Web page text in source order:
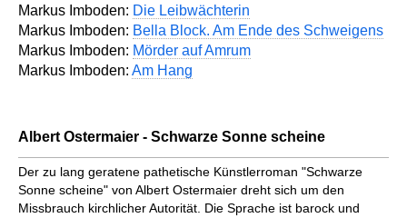
Markus Imboden: Die Leibwächterin
Markus Imboden: Bella Block. Am Ende des Schweigens
Markus Imboden: Mörder auf Amrum
Markus Imboden: Am Hang
Albert Ostermaier - Schwarze Sonne scheine
Der zu lang geratene pathetische Künstlerroman "Schwarze
Sonne scheine" von Albert Ostermaier dreht sich um den
Missbrauch kirchlicher Autorität. Die Sprache ist barock und